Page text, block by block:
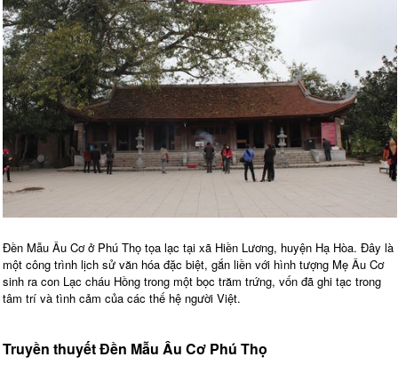
Đền Mẫu Âu Cơ ở Phú Thọ tọa lạc tại xã Hiền Lương, huyện Hạ Hòa. Đây là
một công trình lịch sử văn hóa đặc biệt, gắn liền với hình tượng Mẹ Âu Cơ
sinh ra con Lạc cháu Hồng trong một bọc trăm trứng, vốn đã ghi tạc trong
tâm trí và tình cảm của các thế hệ người Việt.
Truyền thuyết Đền Mẫu Âu Cơ Phú Thọ